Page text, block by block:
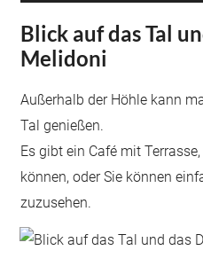
Blick auf das Tal
Melidoni
Außerhalb der Höhle kann
Tal genießen.
Es gibt ein Café mit
können, oder Sie können
zuzusehen.